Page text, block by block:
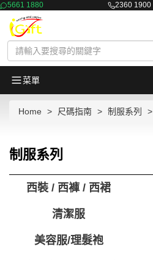
5661 1880 2360 1900
菜單
Home 尺碼指南 制服系列
制服系列
西裝 / 西褲 / 西裙
清潔服
美容服/理髮袍